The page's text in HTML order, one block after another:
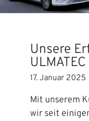
Unsere
ULMATEC
17. Januar 2025
Mit unserem
wir seit